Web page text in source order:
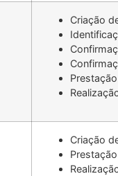
Criação
Criação